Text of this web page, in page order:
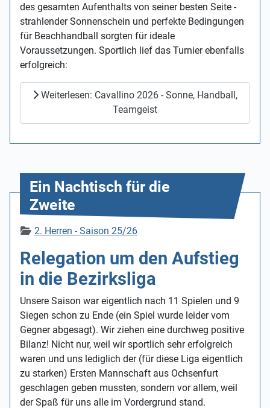
des gesamten Aufenthalts von seiner besten Seite -
strahlender Sonnenschein und perfekte Bedingungen
für Beachhandball sorgten für ideale
Voraussetzungen. Sportlich lief das Turnier ebenfalls
erfolgreich:
Weiterlesen: Cavallino 2026 - Sonne, Handball,
Teamgeist
Ein Nachtisch für die
Zweite
Details2. Herren - Saison 25/26
Relegation um den Aufstieg
in die Bezirksliga
Unsere Saison war eigentlich nach 11 Spielen und 9
Siegen schon zu Ende (ein Spiel wurde leider vom
Gegner abgesagt). Wir ziehen eine durchweg positive
Bilanz! Nicht nur, weil wir sportlich sehr erfolgreich
waren und uns lediglich der (für diese Liga eigentlich
zu starken) Ersten Mannschaft aus Ochsenfurt
geschlagen geben mussten, sondern vor allem, weil
der Spaß für uns alle im Vordergrund stand.